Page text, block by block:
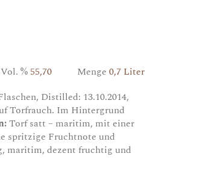
Vol. % 55,70 Menge 0,7 Liter
Distilled: 13.10.2014,
Torfrauch. Im Hintergrund
Torf satt – maritim, mit einer
spritzige Fruchtnote und
maritim, dezent fruchtig und